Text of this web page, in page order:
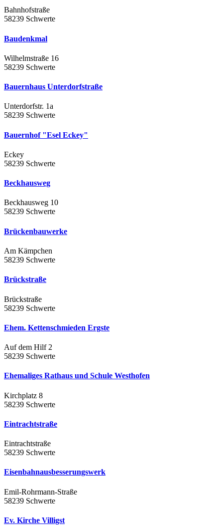
Bahnhofstraße
58239 Schwerte
Baudenkmal
Wilhelmstraße 16
58239 Schwerte
Bauernhaus Unterdorfstraße
Unterdorfstr. 1a
58239 Schwerte
Bauernhof "Esel Eckey"
Eckey
58239 Schwerte
Beckhausweg
Beckhausweg 10
58239 Schwerte
Brückenbauwerke
Am Kämpchen
58239 Schwerte
Brückstraße
Brückstraße
58239 Schwerte
Ehem. Kettenschmieden Ergste
Auf dem Hilf 2
58239 Schwerte
Ehemaliges Rathaus und Schule Westhofen
Kirchplatz 8
58239 Schwerte
Eintrachtstraße
Eintrachtstraße
58239 Schwerte
Eisenbahnausbesserungswerk
Emil-Rohrmann-Straße
58239 Schwerte
Ev. Kirche Villigst